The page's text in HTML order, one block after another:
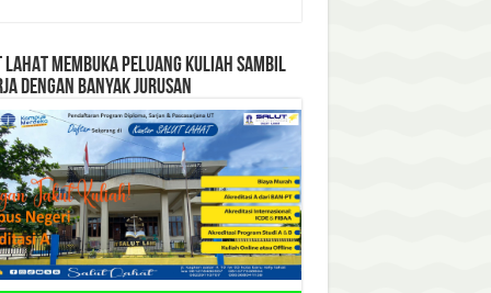
LAHAT MEMBUKA PELUANG KULIAH SAMBIL
DENGAN BANYAK JURUSAN